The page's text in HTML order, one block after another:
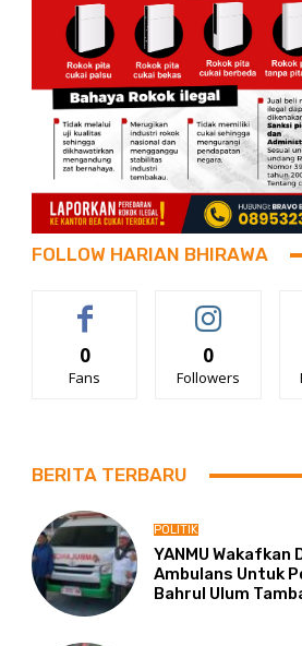
FOLLOW HARIAN BHIRAWA
0
Fans
0
Followers
BERITA TERBARU
POLITIK
YANMU Wakafkan
Ambulans Untuk
Bahrul Ulum